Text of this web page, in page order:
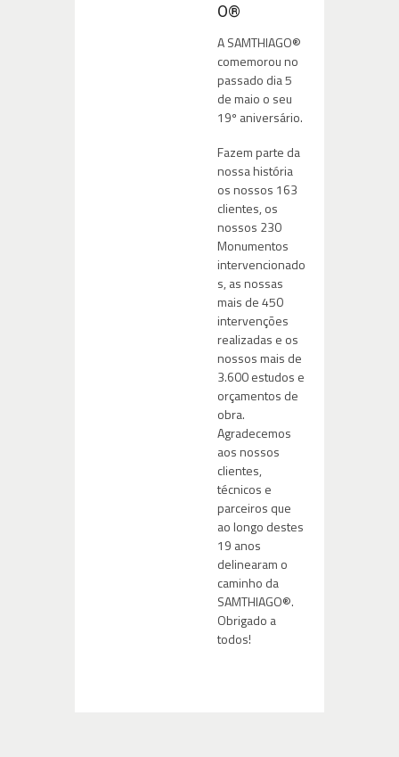
O®
A SAMTHIAGO®
comemorou no
passado dia 5
de maio o seu
19º aniversário.
Fazem parte da
nossa história
os nossos 163
clientes, os
nossos 230
Monumentos
intervencionado
s, as nossas
mais de 450
intervenções
realizadas e os
nossos mais de
3.600 estudos e
orçamentos de
obra.
Agradecemos
aos nossos
clientes,
técnicos e
parceiros que
ao longo destes
19 anos
delinearam o
caminho da
SAMTHIAGO®.
Obrigado a
todos!